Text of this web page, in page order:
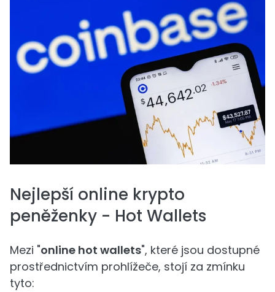
Nejlepší online krypto
peněženky - Hot Wallets
Mezi "online hot wallets", které jsou dostupné
prostřednictvím prohlížeče, stojí za zmínku
tyto: